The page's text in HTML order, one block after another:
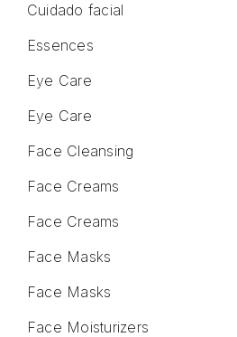
Cuidado facial
Essences
Eye Care
Eye Care
Face Cleansing
Face Creams
Face Creams
Face Masks
Face Masks
Face Moisturizers